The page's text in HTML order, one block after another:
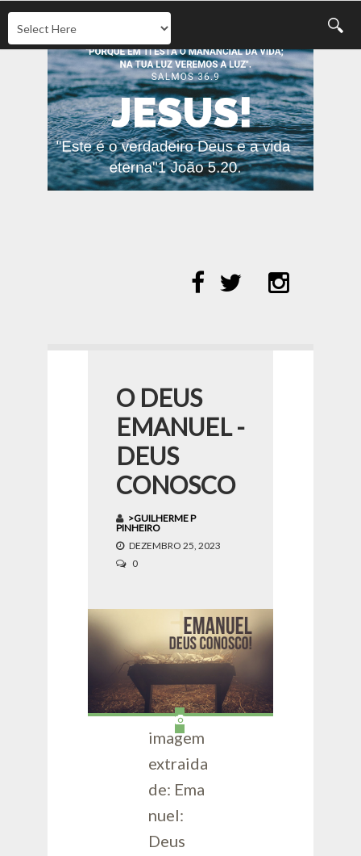
O DEUS
EMANUEL -
DEUS
CONOSCO
>GUILHERME P
PINHEIRO
DEZEMBRO 25, 2023
0
imagem
extraida
de: Ema
nuel:
Deus